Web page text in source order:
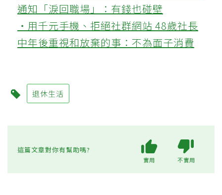
通知「淚回職場」：有錢也碰壁
‧用千元手機、拒絕社群網站 48歲社長
中年後重視和放棄的事：不為面子消費
退休生活
這篇文章對你有幫助嗎?
實用 不實用